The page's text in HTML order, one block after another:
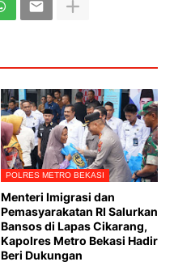
POLRES METRO BEKASI
Menteri Imigrasi dan
Pemasyarakatan RI Salurkan
Bansos di Lapas Cikarang,
Kapolres Metro Bekasi Hadir
Beri Dukungan